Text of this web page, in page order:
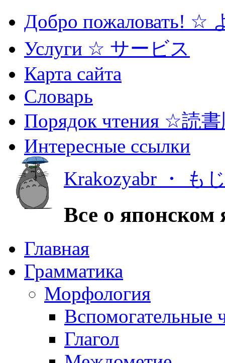
Добро пожаловать! ☆
Услуги ☆ サービス
Карта сайта
Словарь
Порядок чтения ☆読
Интересные ссылки
Krakozyabr ・ も
Все о японском
Главная
Грамматика
Морфология
Вспомогательные
Глагол